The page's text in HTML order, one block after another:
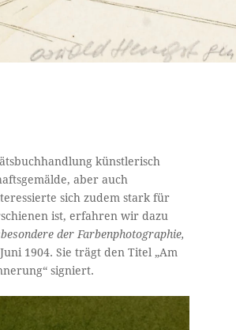
künstlerisch
aber auch
sich zudem stark für
ist, erfahren wir dazu
der Farbenphotographie,
1904. Sie trägt den Titel „Am
signiert.